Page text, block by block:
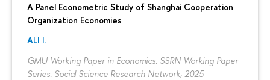
A Panel Econometric Study of Shanghai Cooperation
Organization Economies
ALI I.
GMU Working Paper in Economics. SSRN Working Paper
Series. Social Science Research Network, 2025